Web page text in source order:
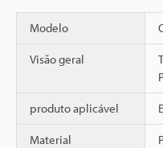
Modelo
Visão geral
produto aplicável
Material